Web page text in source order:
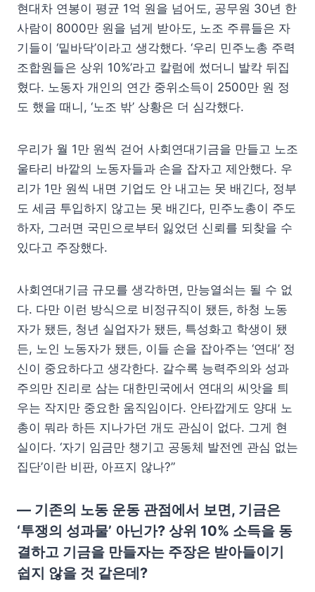
현대차 연봉이 평균 1억 원을 넘어도, 공무원 30년 한
사람이 8000만 원을 넘게 받아도, 노조 주류들은 자
기들이 ‘밑바닥’이라고 생각했다. ‘우리 민주노총 주력
조합원들은 상위 10%’라고 칼럼에 썼더니 발칵 뒤집
혔다. 노동자 개인의 연간 중위소득이 2500만 원 정
도 했을 때니, ‘노조 밖’ 상황은 더 심각했다.
우리가 월 1만 원씩 걷어 사회연대기금을 만들고 노조
울타리 바깥의 노동자들과 손을 잡자고 제안했다. 우
리가 1만 원씩 내면 기업도 안 내고는 못 배긴다, 정부
도 세금 투입하지 않고는 못 배긴다, 민주노총이 주도
하자, 그러면 국민으로부터 잃었던 신뢰를 되찾을 수
있다고 주장했다.
사회연대기금 규모를 생각하면, 만능열쇠는 될 수 없
다. 다만 이런 방식으로 비정규직이 됐든, 하청 노동
자가 됐든, 청년 실업자가 됐든, 특성화고 학생이 됐
든, 노인 노동자가 됐든, 이들 손을 잡아주는 ‘연대’ 정
신이 중요하다고 생각한다. 갈수록 능력주의와 성과
주의만 진리로 삼는 대한민국에서 연대의 씨앗을 틔
우는 작지만 중요한 움직임이다. 안타깝게도 양대 노
총이 뭐라 하든 지나가던 개도 관심이 없다. 그게 현
실이다. ‘자기 임금만 챙기고 공동체 발전엔 관심 없는
집단’이란 비판, 아프지 않나?”
— 기존의 노동 운동 관점에서 보면, 기금은
‘투쟁의 성과물’ 아닌가? 상위 10% 소득을 동
결하고 기금을 만들자는 주장은 받아들이기
쉽지 않을 것 같은데?